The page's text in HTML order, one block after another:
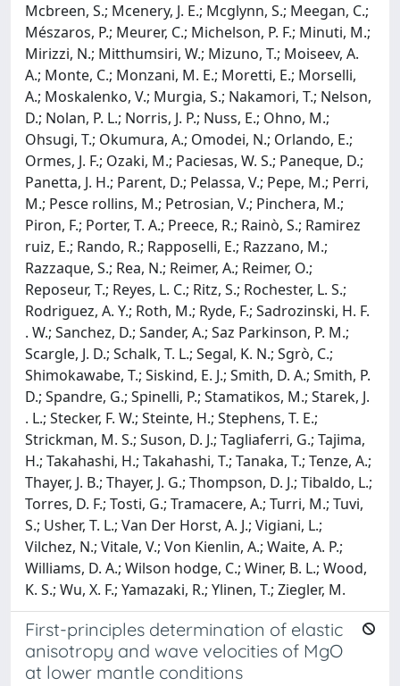
Mcbreen, S.; Mcenery, J. E.; Mcglynn, S.; Meegan, C.;
Mészaros, P.; Meurer, C.; Michelson, P. F.; Minuti, M.;
Mirizzi, N.; Mitthumsiri, W.; Mizuno, T.; Moiseev, A.
A.; Monte, C.; Monzani, M. E.; Moretti, E.; Morselli,
A.; Moskalenko, V.; Murgia, S.; Nakamori, T.; Nelson,
D.; Nolan, P. L.; Norris, J. P.; Nuss, E.; Ohno, M.;
Ohsugi, T.; Okumura, A.; Omodei, N.; Orlando, E.;
Ormes, J. F.; Ozaki, M.; Paciesas, W. S.; Paneque, D.;
Panetta, J. H.; Parent, D.; Pelassa, V.; Pepe, M.; Perri,
M.; Pesce rollins, M.; Petrosian, V.; Pinchera, M.;
Piron, F.; Porter, T. A.; Preece, R.; Rainò, S.; Ramirez
ruiz, E.; Rando, R.; Rapposelli, E.; Razzano, M.;
Razzaque, S.; Rea, N.; Reimer, A.; Reimer, O.;
Reposeur, T.; Reyes, L. C.; Ritz, S.; Rochester, L. S.;
Rodriguez, A. Y.; Roth, M.; Ryde, F.; Sadrozinski, H. F.
. W.; Sanchez, D.; Sander, A.; Saz Parkinson, P. M.;
Scargle, J. D.; Schalk, T. L.; Segal, K. N.; Sgrò, C.;
Shimokawabe, T.; Siskind, E. J.; Smith, D. A.; Smith, P.
D.; Spandre, G.; Spinelli, P.; Stamatikos, M.; Starek, J.
. L.; Stecker, F. W.; Steinte, H.; Stephens, T. E.;
Strickman, M. S.; Suson, D. J.; Tagliaferri, G.; Tajima,
H.; Takahashi, H.; Takahashi, T.; Tanaka, T.; Tenze, A.;
Thayer, J. B.; Thayer, J. G.; Thompson, D. J.; Tibaldo, L.;
Torres, D. F.; Tosti, G.; Tramacere, A.; Turri, M.; Tuvi,
S.; Usher, T. L.; Van Der Horst, A. J.; Vigiani, L.;
Vilchez, N.; Vitale, V.; Von Kienlin, A.; Waite, A. P.;
Williams, D. A.; Wilson hodge, C.; Winer, B. L.; Wood,
K. S.; Wu, X. F.; Yamazaki, R.; Ylinen, T.; Ziegler, M.
First-principles determination of elastic
anisotropy and wave velocities of MgO
at lower mantle conditions